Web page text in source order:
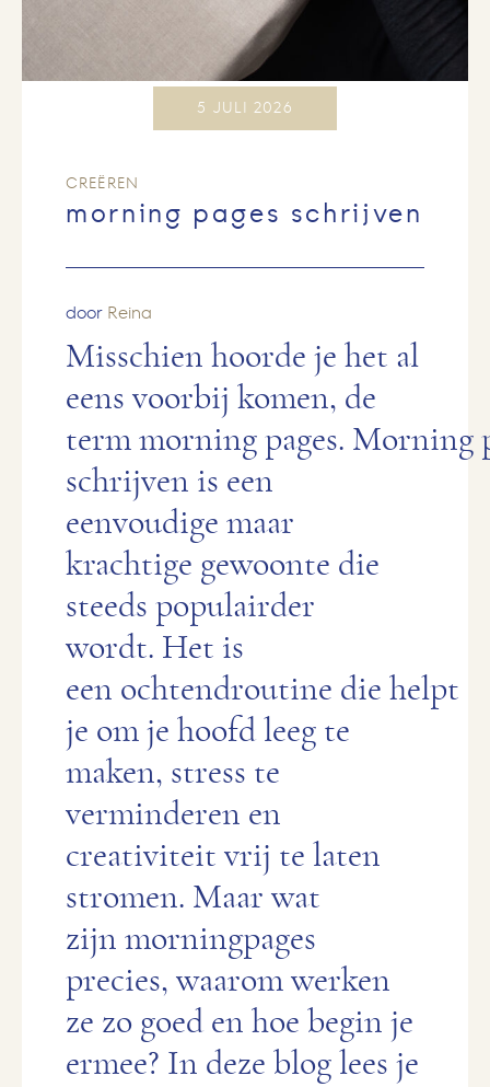
5 JULI 2026
CREËREN
morning pages schrijven
door Reina
Misschien hoorde je het al
eens voorbij komen, de
term morning pages. Morning
schrijven is een
eenvoudige maar
krachtige gewoonte die
steeds populairder
wordt. Het is
een ochtendroutine die helpt
je om je hoofd leeg te
maken, stress te
verminderen en
creativiteit vrij te laten
stromen. Maar wat
zijn morningpages
precies, waarom werken
ze zo goed en hoe begin je
ermee? In deze blog lees je